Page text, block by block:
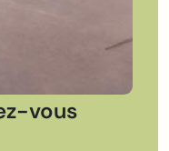
vous